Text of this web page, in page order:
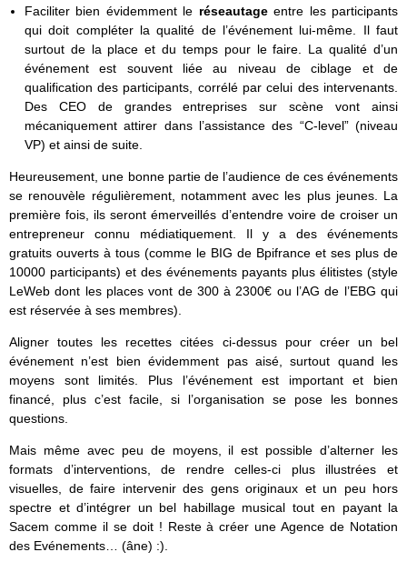
Faciliter bien évidemment le réseautageentre les participants
qui doit compléter la qualité de l’événement lui-même. Il faut
surtout de la place et du temps pour le faire. La qualité d’un
événement est souvent liée au niveau de ciblage et de
qualification des participants, corrélé par celui des intervenants.
Des CEO de grandes entreprises sur scène vont ainsi
mécaniquement attirer dans l’assistance des “C-level” (niveau
VP) et ainsi de suite.
Heureusement, une bonne partie de l’audience de ces événements
se renouvèle régulièrement, notamment avec les plus jeunes. La
première fois, ils seront émerveillés d’entendre voire de croiser un
entrepreneur connu médiatiquement. Il y a des événements
gratuits ouverts à tous (comme le BIG de Bpifrance et ses plus de
10000 participants) et des événements payants plus élitistes (style
LeWeb dont les places vont de 300 à 2300€ ou l’AG de l’EBG qui
est réservée à ses membres).
Aligner toutes les recettes citées ci-dessus pour créer un bel
événement n’est bien évidemment pas aisé, surtout quand les
moyens sont limités. Plus l’événement est important et bien
financé, plus c’est facile, si l’organisation se pose les bonnes
questions.
Mais même avec peu de moyens, il est possible d’alterner les
formats d’interventions, de rendre celles-ci plus illustrées et
visuelles, de faire intervenir des gens originaux et un peu hors
spectre et d’intégrer un bel habillage musical tout en payant la
Sacem comme il se doit ! Reste à créer une Agence de Notation
des Evénements… (âne) :).